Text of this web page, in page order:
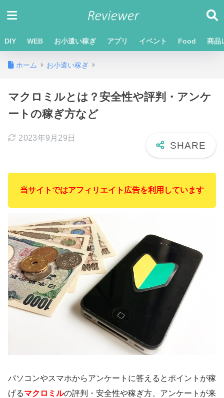
DIY WEB お小遣い稼ぎ アプリ イベント Food 商品
ホーム お小遣い稼ぎ
マクロミルとは？安全性や評判・アンケ
ートの稼ぎ方など
2023年9月29日
当サイトではアフィリエイト広告を利用しています
パソコンやスマホからアンケートに答えるとポイントが稼
げるマクロミルの評判・安全性や稼ぎ方、アンケートが来